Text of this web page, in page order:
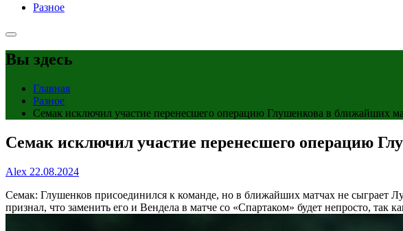
Разное
Вы здесь
Главная
Разное
Семак исключил участие перенесшего операцию Глушенкова в ближайших
Семак исключил участие перенесшего операцию
Alex 22.08.2024
Семак: Глушенков присоединился к команде, но в ближайших матчах не сыграет
признал, что заменить его и Вендела в матче со «Спартаком» будет непросто, так